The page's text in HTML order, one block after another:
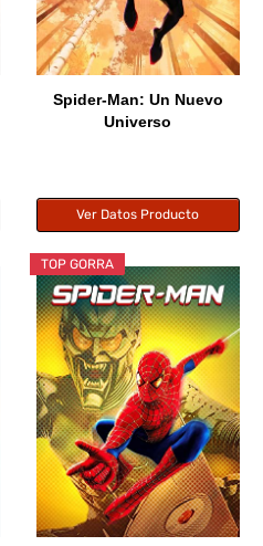
Spider-Man: Un Nuevo
Universo
Ver Datos Producto
TOP GORRA